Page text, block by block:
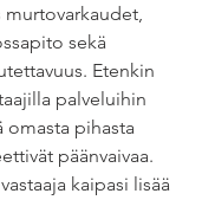
sekä
Etenkin
palveluihin
omasta pihasta
päänvaivaa.
kaipasi lisää